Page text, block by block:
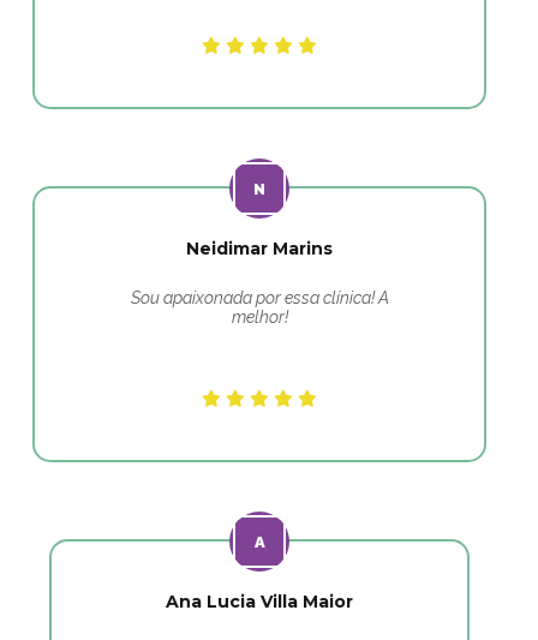
Neidimar Marins
Sou apaixonada por essa clínica! A
melhor!
Ana Lucia Villa Maior